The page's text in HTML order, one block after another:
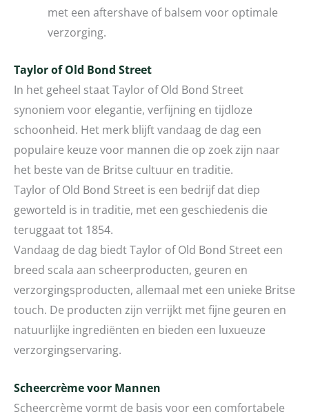
met een aftershave of balsem voor optimale
verzorging.
Taylor of Old Bond Street
In het geheel staat Taylor of Old Bond Street
synoniem voor elegantie, verfijning en tijdloze
schoonheid. Het merk blijft vandaag de dag een
populaire keuze voor mannen die op zoek zijn naar
het beste van de Britse cultuur en traditie.
Taylor of Old Bond Street is een bedrijf dat diep
geworteld is in traditie, met een geschiedenis die
teruggaat tot 1854.
Vandaag de dag biedt Taylor of Old Bond Street een
breed scala aan scheerproducten, geuren en
verzorgingsproducten, allemaal met een unieke Britse
touch. De producten zijn verrijkt met fijne geuren en
natuurlijke ingrediënten en bieden een luxueuze
verzorgingservaring.
Scheercrème voor Mannen
Scheercrème vormt de basis voor een comfortabele